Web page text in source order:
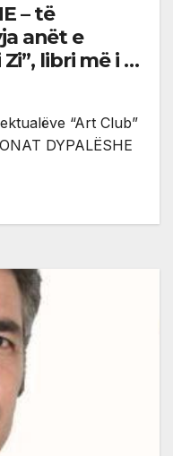
– të
anët e
libri më i ri
“Art Club”
DYPALËSHE